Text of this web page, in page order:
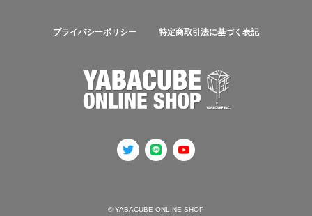
プライバシーポリシー 特定商取引法に基づく表記
© YABACUBE ONLINE SHOP